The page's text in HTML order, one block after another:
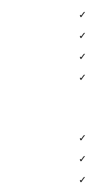
✓
✓
✓
✓
✓
✓
✓